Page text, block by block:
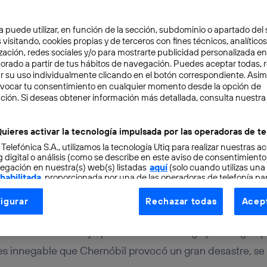
6 min
el accidente de
conmocionó al mundo durante el verano de 1986.
nuclear haya podido causar a largo plazo sigue
innegable que Chernóbil provocó un gran desastre,
puede utilizar, en función de la sección, subdominio o apartado del
visitando, cookies propias y de terceros con fines técnicos,
redes sociales y/o para mostrarte publicidad personalizada
a partir de tus hábitos de navegación. Puedes aceptar todas,
su uso individualmente clicando en el botón correspondiente.
tu consentimiento en cualquier momento desde la opción de
Si deseas obtener información más detallada, consulta nuestra
activar la tecnología impulsada por las operadoras de
S.A., utilizamos la tecnología Utiq para realizar nuestras
digital o análisis (como se describe en este aviso de
en nuestra(s) web(s) listadas aquí(solo cuando utilizas una
, proporcionada por una de las operadoras de telefonía
consentimiento en cada página web).
Utiq está diseñada con la privacidad como prioridad
tu dirección IP y otra información de la cuenta de cliente de
la conexión que utilizas (p. ej., número de teléfono móvil).
Rechazar todas